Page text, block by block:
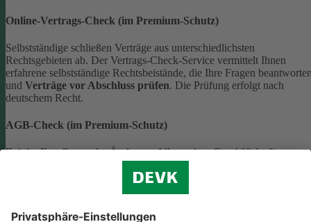
Online-Vertrags-Check (im Premium-Schutz)
Selbstständige schließen Verträge aus unterschiedlichsten
Rechtsgebieten ab. Der Vertrags-Check-Service vermittelt Ihnen
erfahrene selbstständige Rechtsbeistände, die Ihre Fragen
und Verträge vor Abschluss prüfen. Die Prüfung erfolgt nach
deutschem Recht.
AGB-Check (im Premium-Schutz)
Bei der Erstellung oder Änderung Allgemeiner
(AGB) ist eine Vielzahl rechtlicher Vorschriften zu beachten. Wir
helfen Ihnen dabei und vermitteln Ihnen versierte selbstständige
Online-Portal der DAHAG Rechtsservices AG angeboten.